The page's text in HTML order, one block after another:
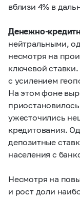
вблизи 4% в
Денежно-
нейтральными,
несмотря на
ключевой
с усилением
На этом фоне
ужесточились
кредитования.
депозитные
населения с
Несмотря на
и рост доли